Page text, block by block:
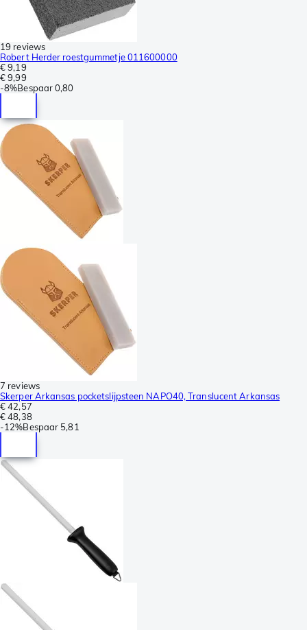
19 reviews
Robert Herder roestgummetje 011600000
€ 9,19
€ 9,99
-8%Bespaar0,80
7 reviews
Skerper Arkansas pocketslijpsteen NAPO40, Translucent Arkansas
€ 42,57
€ 48,38
-12%Bespaar 5,81